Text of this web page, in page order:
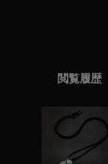
閲覧履歴